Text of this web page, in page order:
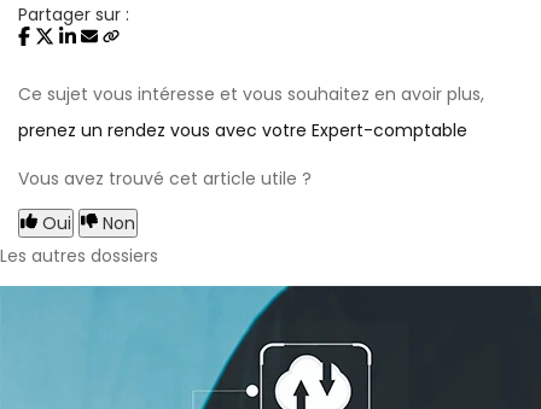
Partager sur :
Ce sujet vous intéresse et vous souhaitez en avoir plus,
prenez un rendez vous avec votre Expert-comptable
Vous avez trouvé cet article utile ?
Oui
Non
Les autres dossiers